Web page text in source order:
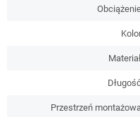
Przestrzeń